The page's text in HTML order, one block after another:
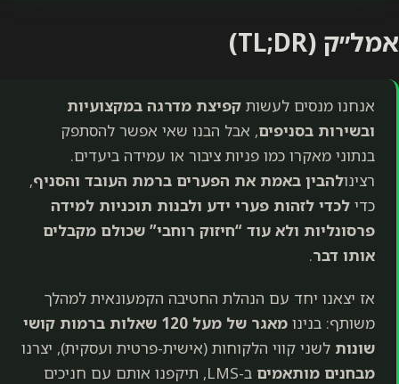
אמל״ק (TL;DR)
אנחנו מנסים לעשות קפיצת מדרגה במקצועיות
ובשירות בסניפים, אבל הבנו שאי אפשר להסתפק
בנתוני מאקרו כמו פניות ציבור או עמידה ביעדים.
רצינולהבין באמת את הפערים ברמת העובד והסניף,
כדי לכדי לזהות פערי ידע ולבנות תוכניות למידה
פרסונליות ולא עוד “חיזוק רוחבי” שכולם מקבלים
אותו דבר.
אז יצאנו יחד עם הנהלת החטיבה הקמעונאית למהלך
משותף: בנינו
מאגר של מעל 120 שאלות ברמות קושי
שונות לשני קווי הלקוחות (אישית-פרטית ועסקית), יצרנו
מבחנים מותאמים
ב-LMS, תיקפנו אותם עם חניכים